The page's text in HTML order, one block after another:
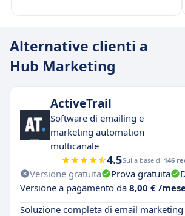
Alternative clienti a
Hub Marketing
ActiveTrail
Software di emailing e
marketing automation
multicanale
4.5Sulla base di 146
Versione gratuita Prova gratuita
Versione a pagamento da 8,00 € /
Soluzione completa di email marketing